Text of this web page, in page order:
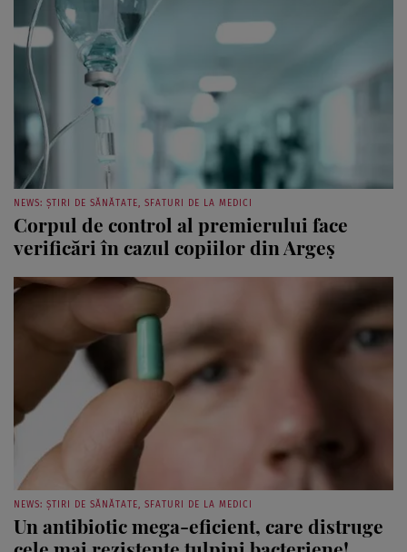
Corpul de control al premierului face
verificări în cazul copiilor din Argeş
Un antibiotic mega-eficient, care distruge
cele mai rezistente tulpini bacteriene!